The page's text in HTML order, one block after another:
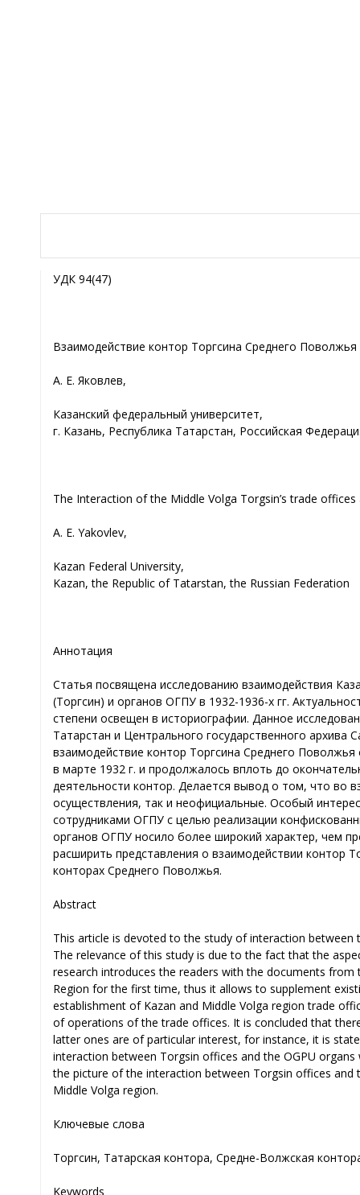
УДК 94(47)
Взаимодействие контор Торгсина Среднего
А. Е. Яковлев,
Казанский федеральный университет,
г. Казань, Республика Татарстан, Российская
The Interaction of the Middle Volga Torgsin’s trade
A. E. Yakovlev,
Kazan Federal University,
Kazan, the Republic of Tatarstan, the Russian Federation
Аннотация
Статья посвящена исследованию взаимодействия
(Торгсин) и органов ОГПУ в 1932-1936-х гг.
степени освещен в историографии. Данное
Татарстан и Центрального государственного
взаимодействие контор Торгсина Среднего
в марте 1932 г. и продолжалось вплоть до
деятельности контор. Делается вывод о том, что во
осуществления, так и неофициальные. Особый
сотрудниками ОГПУ с целью реализации
органов ОГПУ носило более широкий характер, чем
расширить представления о взаимодействии контор
конторах Среднего Поволжья.
Abstract
This article is devoted to the study of interaction between
The relevance of this study is due to the fact that the
research introduces the readers with the documents
Region for the first time, thus it allows to supplement
establishment of Kazan and Middle Volga region trade
of operations of the trade offices. It is concluded that
latter ones are of particular interest, for instance, it is
interaction between Torgsin offices and the OGPU
the picture of the interaction between Torgsin offices
Middle Volga region.
Ключевые слова
Торгсин, Татарская контора, Средне-Волжская
Keywords